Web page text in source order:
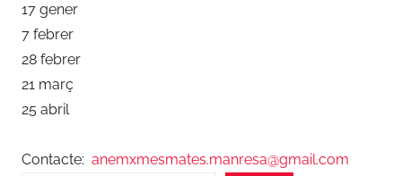
17 gener
7 febrer
28 febrer
21 març
25 abril
Contacte: anemxmesmates.manresa@gmail.com